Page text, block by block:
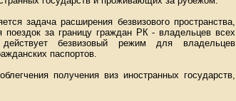
задача расширения безвизового пространства,
за границу граждан РК - владельцев всех
безвизовый режим для владельцев
паспортов.
получения виз иностранных государств,